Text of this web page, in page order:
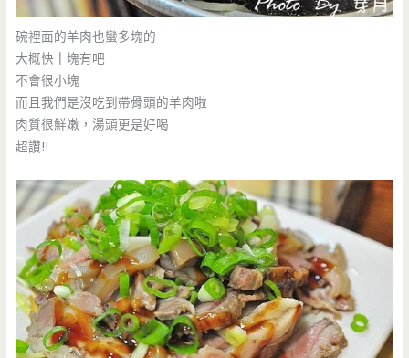
碗裡面的羊肉也蠻多塊的
大概快十塊有吧
不會很小塊
而且我們是沒吃到帶骨頭的羊肉啦
肉質很鮮嫩，湯頭更是好喝
超讚!!